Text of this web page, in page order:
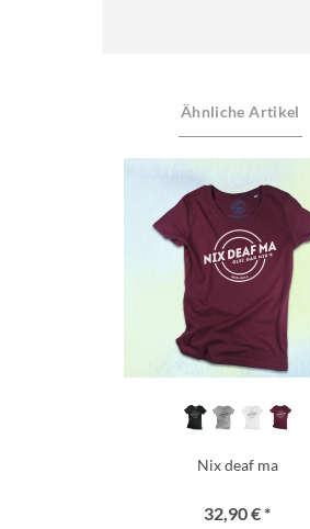
Ähnliche Artikel
Nix deaf ma
32,90 € *